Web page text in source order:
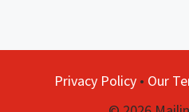
Privacy Policy• Our